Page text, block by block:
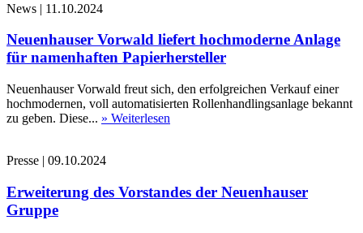
News | 11.10.2024
Neuenhauser Vorwald liefert hochmoderne Anlage
für namenhaften Papierhersteller
Neuenhauser Vorwald freut sich, den erfolgreichen Verkauf einer
hochmodernen, voll automatisierten Rollenhandlingsanlage bekannt
zu geben. Diese... » Weiterlesen
Presse | 09.10.2024
Erweiterung des Vorstandes der Neuenhauser
Gruppe